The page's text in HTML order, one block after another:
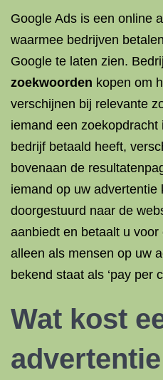
Google Ads is een online
waarmee bedrijven
Google te laten zien.
zoekwoorden kopen om
verschijnen bij relevante
iemand een
bedrijf betaald heeft,
bovenaan de
iemand op uw advertentie
doorgestuurd naar de
aanbiedt en betaalt u
alleen als mensen op uw
bekend staat als ‘pay per
Wat kost